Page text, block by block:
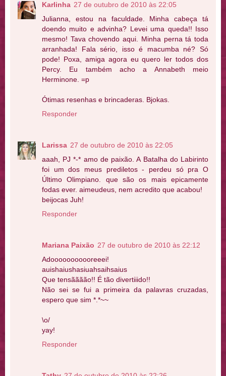
Karlinha 27 de outubro de 2010 às 22:05
Julianna, estou na faculdade. Minha cabeça tá
doendo muito e advinha? Levei uma queda!! Isso
mesmo! Tava chovendo aqui. Minha perna tá toda
arranhada! Fala sério, isso é macumba né? Só
pode! Poxa, amiga agora eu quero ler todos dos
Percy. Eu também acho a Annabeth meio
Herminone. =p
Ótimas resenhas e brincaderas. Bjokas.
Responder
Larissa 27 de outubro de 2010 às 22:05
aaah, PJ *-* amo de paixão. A Batalha do Labirinto
foi um dos meus prediletos - perdeu só pra O
Último Olimpiano. que são os mais epicamente
fodas ever. aimeudeus, nem acredito que acabou!
beijocas Juh!
Responder
Mariana Paixão 27 de outubro de 2010 às 22:12
Adooooooooooreeei!
auishaiushasiuahsaihsaius
Que tensãããão!! É tão divertiiido!!
Não sei se fui a primeira da palavras cruzadas,
espero que sim *.*~~
\o/
yay!
Responder